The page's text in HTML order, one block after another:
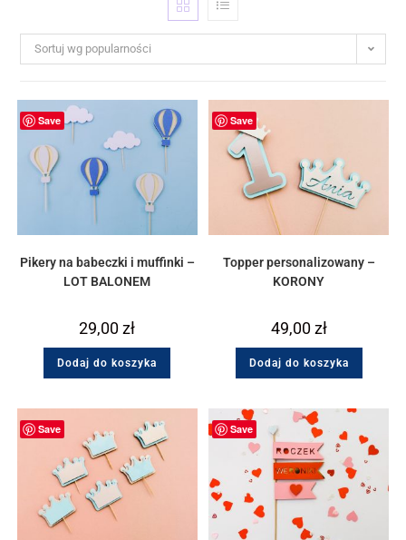
Sortuj wg popularności
Save
Pikery na babeczki i muffinki –
LOT BALONEM
29,00zł
Dodaj do koszyka
Save
Topper personalizowany –
KORONY
49,00zł
Dodaj do koszyka
Save Save